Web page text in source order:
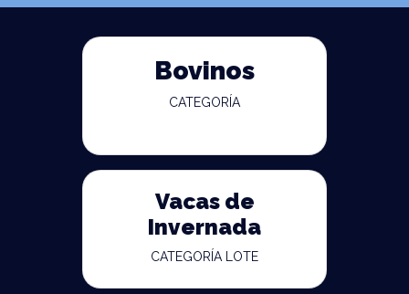
Bovinos
CATEGORÍA
Vacas de
Invernada
CATEGORÍA LOTE